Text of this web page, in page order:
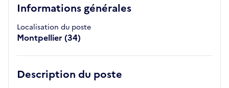
Informations générales
Localisation du poste
Montpellier (34)
Description du poste